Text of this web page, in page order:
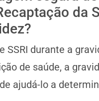
da
SSRI durante a
de saúde, a
ajudá-lo a